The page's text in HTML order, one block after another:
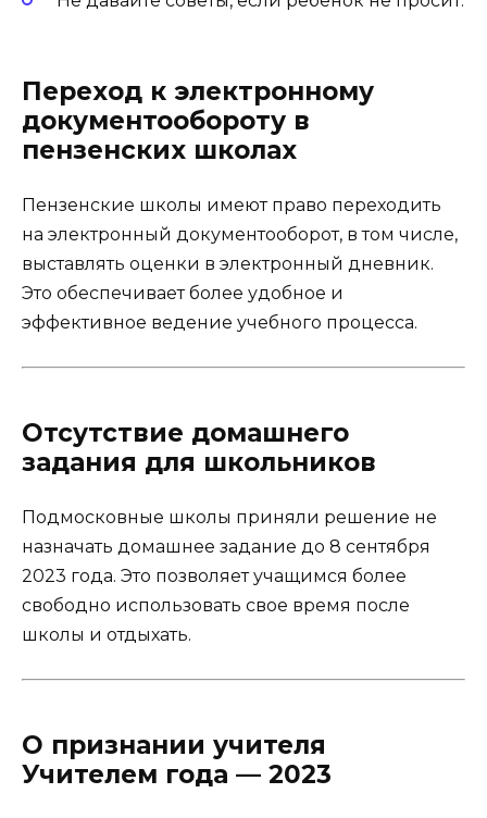
Переход к электронному
документообороту в
пензенских школах
Пензенские школы имеют право переходить
на электронный документооборот, в том числе,
выставлять оценки в электронный дневник.
Это обеспечивает более удобное и
эффективное ведение учебного процесса.
Отсутствие домашнего
задания для школьников
Подмосковные школы приняли решение не
назначать домашнее задание до 8 сентября
2023 года. Это позволяет учащимся более
свободно использовать свое время после
школы и отдыхать.
О признании учителя
Учителем года — 2023